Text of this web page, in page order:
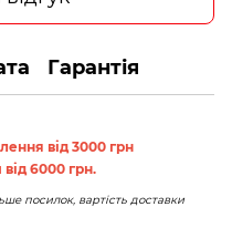
Гарантія
від 3000 грн
6000 грн.
посилок, вартість доставки